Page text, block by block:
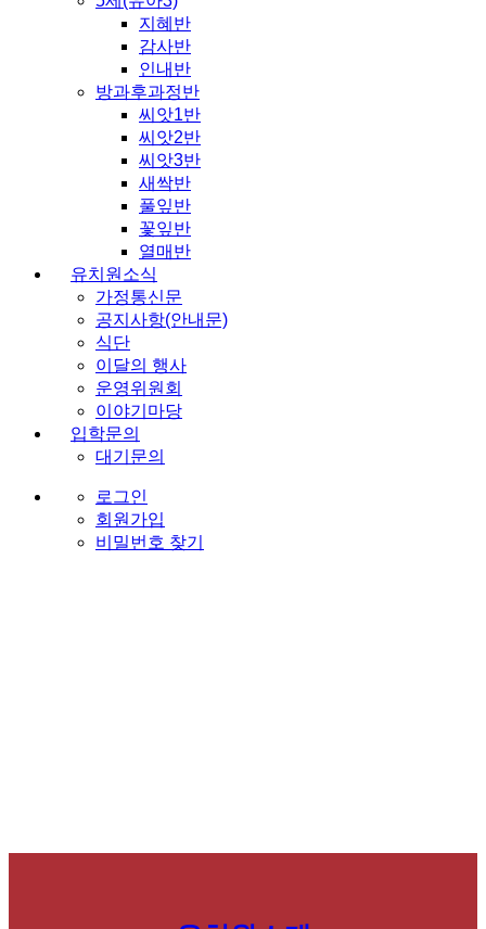
지혜반
감사반
인내반
방과후과정반
씨앗1반
씨앗2반
씨앗3반
새싹반
풀잎반
꽃잎반
열매반
유치원소식
가정통신문
공지사항(안내문)
식단
이달의 행사
운영위원회
이야기마당
입학문의
대기문의
로그인
회원가입
비밀번호 찾기